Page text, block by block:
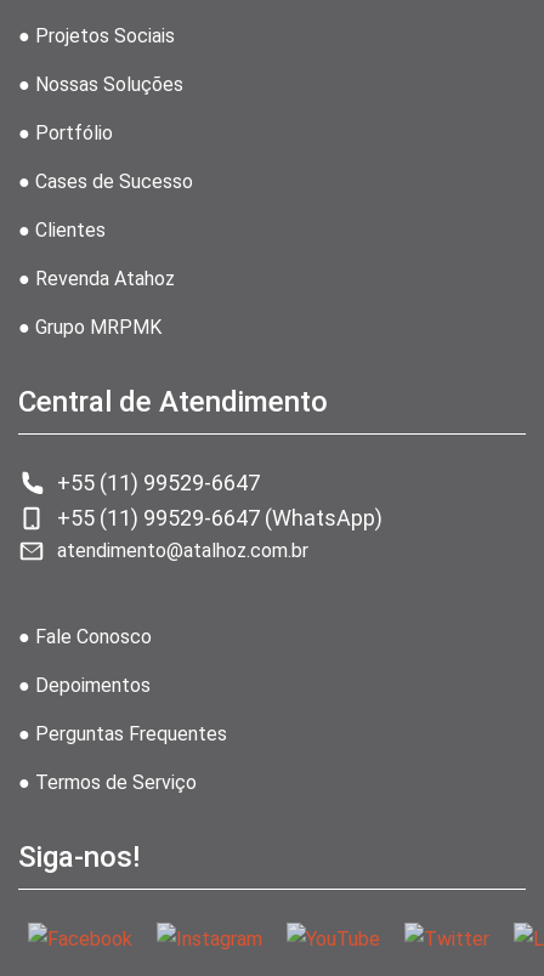
● Projetos Sociais
● Nossas Soluções
● Portfólio
● Cases de Sucesso
● Clientes
● Revenda Atahoz
● Grupo MRPMK
Central de Atendimento
+55 (11) 99529-6647
+55 (11) 99529-6647 (WhatsApp)
atendimento@atalhoz.com.br
● Fale Conosco
● Depoimentos
● Perguntas Frequentes
● Termos de Serviço
Siga-nos!